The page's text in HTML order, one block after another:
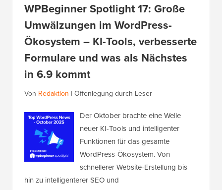
WPBeginner Spotlight 17: Große
Umwälzungen im WordPress-
Ökosystem – KI-Tools, verbesserte
Formulare und was als Nächstes
in 6.9 kommt
Von Redaktion | Offenlegung durch Leser
Der Oktober brachte eine Welle
neuer KI-Tools und intelligenter
Funktionen für das gesamte
WordPress-Ökosystem. Von
schnellerer Website-Erstellung bis
hin zu intelligenterer SEO und